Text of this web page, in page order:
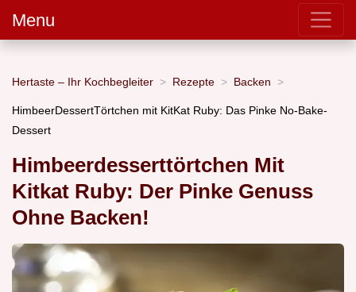
Menu
Hertaste – Ihr Kochbegleiter Rezepte Backen
HimbeerDessertTörtchen mit KitKat Ruby: Das Pinke No-Bake-
Dessert
Himbeerdesserttörtchen Mit
Kitkat Ruby: Der Pinke Genuss
Ohne Backen!